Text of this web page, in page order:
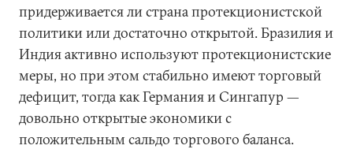
придерживается ли страна протекционистской
политики или достаточно открытой. Бразилия и
Индия активно используют протекционистские
меры, но при этом стабильно имеют торговый
дефицит, тогда как Германия и Сингапур —
довольно открытые экономики с
положительным сальдо торгового баланса.